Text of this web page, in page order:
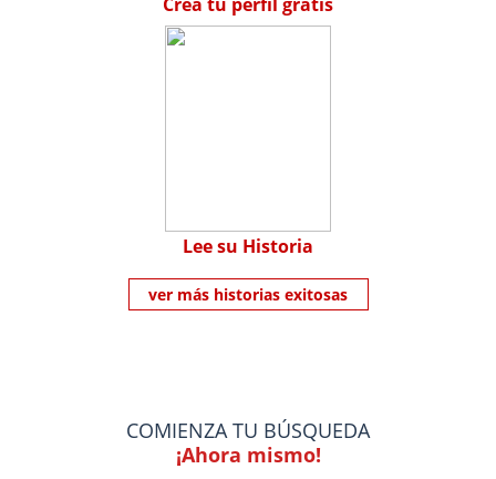
Lee su Historia
ver más historias exitosas
COMIENZA TU BÚSQUEDA
¡Ahora mismo!